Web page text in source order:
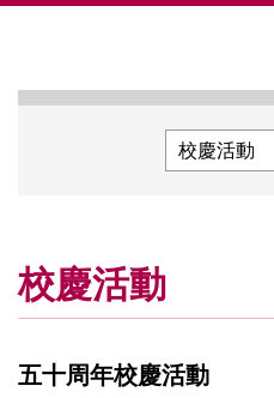
校慶活動
五十周年校慶活動